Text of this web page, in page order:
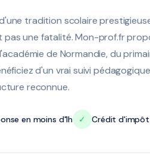
tradition scolaire
une fatalité. Mon-prof.fr
de Normandie, du
d'un vrai suivi
reconnue.
en moins d'1h ✓ Crédit